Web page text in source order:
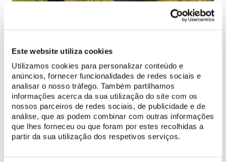
Este website utiliza cookies
Utilizamos cookies para personalizar conteúdo e
anúncios, fornecer funcionalidades de redes sociais e
analisar o nosso tráfego. Também partilhamos
informações acerca da sua utilização do site com os
nossos parceiros de redes sociais, de publicidade e de
análise, que as podem combinar com outras informações
que lhes forneceu ou que foram por estes recolhidas a
partir da sua utilização dos respetivos serviços.
Palácio
necessárias à sua instalação.
Como preparação para esta intervenção, será necessário
proceder à movimentação de parte do acervo museológico, o
que implica as seguintes alterações temporárias no percurso de
visita:
O núcleo expositivo central daSala do Lanternimserá
desmontado e reinstalado naSala dos Particulares.
público.